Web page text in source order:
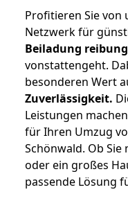
Profitieren Sie von
Netzwerk für
Beiladung
vonstattengeht.
besonderen Wert
Zuverlässigkeit.
Leistungen
für Ihren Umzug
Schönwald. Ob
oder ein großes
passende Lösung